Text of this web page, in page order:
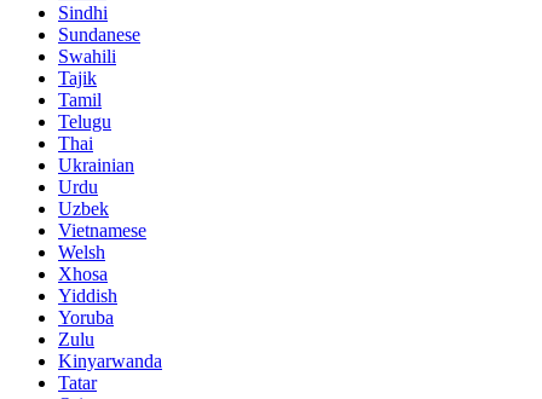
Sindhi
Sundanese
Swahili
Tajik
Tamil
Telugu
Thai
Ukrainian
Urdu
Uzbek
Vietnamese
Welsh
Xhosa
Yiddish
Yoruba
Zulu
Kinyarwanda
Tatar